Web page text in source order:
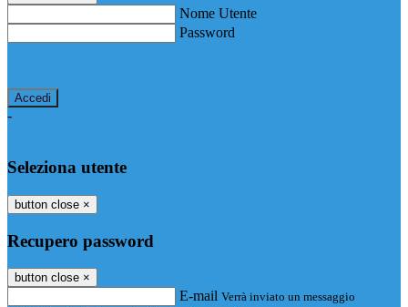
Nome Utente
Password
-
Seleziona utente
button close ×
Recupero password
button close ×
E-mail Verrà inviato un messaggio